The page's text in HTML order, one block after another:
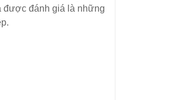
được đánh giá là những